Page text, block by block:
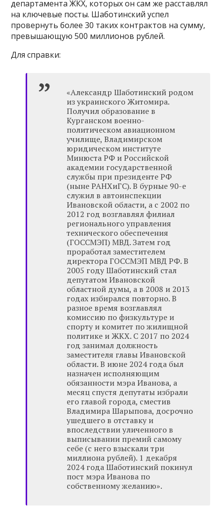
департамента ЖКХ, которых он сам же расставлял
на ключевые посты. Шаботинский успел
провернуть более 30 таких контрактов на сумму,
превышающую 500 миллионов рублей.
Для справки:
«Александр Шаботинский родом
из украинского Житомира.
Получил образование в
Курганском военно-
политическом авиационном
училище, Владимирском
юридическом институте
Минюста РФ и Российской
академии государственной
службы при президенте РФ
(ныне РАНХиГС). В бурные 90-е
служил в автоинспекции
Ивановской области, а с 2002 по
2012 год возглавлял филиал
регионального управления
технического обеспечения
(ГОССМЭП) МВД. Затем год
проработал заместителем
директора ГОССМЭП МВД РФ. В
2005 году Шаботинский стал
депутатом Ивановской
областной думы, а в 2008 и 2013
годах избирался повторно. В
разное время возглавлял
комиссию по физкультуре и
спорту и комитет по жилищной
политике и ЖКХ. С 2017 по 2024
год занимал должность
заместителя главы Ивановской
области. В июне 2024 года был
назначен исполняющим
обязанности мэра Иванова, а
месяц спустя депутаты избрали
его главой города, сместив
Владимира Шарыпова, досрочно
ушедшего в отставку и
впоследствии уличенного в
выписывании премий самому
себе (с него взыскали три
миллиона рублей). 1 декабря
2024 года Шаботинский покинул
пост мэра Иванова по
собственному желанию».